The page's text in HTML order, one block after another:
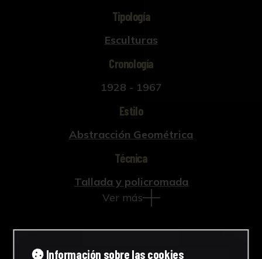
Tipología
Esculturas
Cronología
1928 - 1967
Estilo
Abstracción Geométrica
Técnica
Tallada y policromada
Ver más
Información sobre las cookies